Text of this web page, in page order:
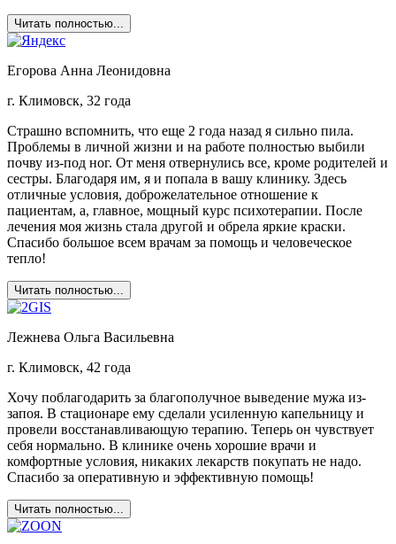
Читать полностью...
Егорова Анна Леонидовна
г. Климовск, 32 года
Страшно вспомнить, что еще 2 года назад я сильно пила.
Проблемы в личной жизни и на работе полностью выбили
почву из-под ног. От меня отвернулись все, кроме родителей и
сестры. Благодаря им, я и попала в вашу клинику. Здесь
отличные условия, доброжелательное отношение к
пациентам, а, главное, мощный курс психотерапии. После
лечения моя жизнь стала другой и обрела яркие краски.
Спасибо большое всем врачам за помощь и человеческое
тепло!
Читать полностью...
Лежнева Ольга Васильевна
г. Климовск, 42 года
Хочу поблагодарить за благополучное выведение мужа из-
запоя. В стационаре ему сделали усиленную капельницу и
провели восстанавливающую терапию. Теперь он чувствует
себя нормально. В клинике очень хорошие врачи и
комфортные условия, никаких лекарств покупать не надо.
Спасибо за оперативную и эффективную помощь!
Читать полностью...